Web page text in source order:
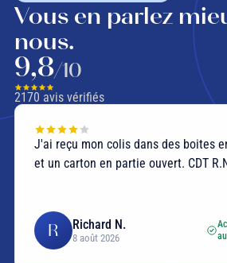
Vous en parlez
nous.
9,8/10
2170 avis vérifiés
J'ai reçu mon colis dans des boites
et un carton en partie ouvert. CDT
R Richard N.
8 août 2026